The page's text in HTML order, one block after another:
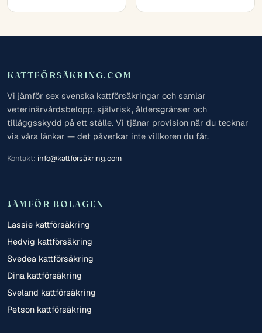
KATTFÖRSÄKRING.COM
Vi jämför sex svenska kattförsäkringar och samlar
veterinärvårdsbelopp, självrisk, åldersgränser och
tilläggsskydd på ett ställe. Vi tjänar provision när du tecknar
via våra länkar — det påverkar inte villkoren du får.
Kontakt: info@kattförsäkring.com
JÄMFÖR BOLAGEN
Lassie kattförsäkring
Hedvig kattförsäkring
Svedea kattförsäkring
Dina kattförsäkring
Sveland kattförsäkring
Petson kattförsäkring